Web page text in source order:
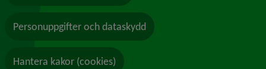
Personuppgifter och dataskydd
Hantera kakor (cookies)